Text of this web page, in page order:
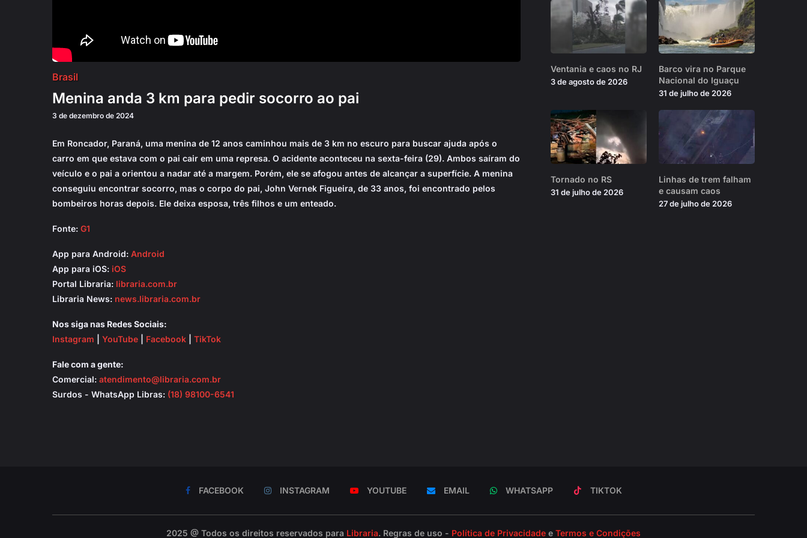
Brasil
Menina anda 3 km para pedir socorro ao pai
3 de dezembro de 2024
Em Roncador, Paraná, uma menina de 12 anos caminhou mais de 3 km no escuro para buscar ajuda após o
carro em que estava com o pai cair em uma represa. O acidente aconteceu na sexta-feira (29). Ambos saíram do
veículo e o pai a orientou a nadar até a margem. Porém, ele se afogou antes de alcançar a superfície. A menina
conseguiu encontrar socorro, mas o corpo do pai, John Vernek Figueira, de 33 anos, foi encontrado pelos
bombeiros horas depois. Ele deixa esposa, três filhos e um enteado.
Fonte: G1
App para Android: Android
App para iOS: iOS
Portal Libraria: libraria.com.br
Libraria News: news.libraria.com.br
Nos siga nas Redes Sociais:
Instagram
YouTube Facebook TikTok
Fale com a gente:
Comercial: atendimento@libraria.com.br
Surdos - WhatsApp Libras: (18) 98100-6541
Ventania e caos no RJ
3 de agosto de 2026
Barco vira no Parque
Nacional do Iguaçu
31 de julho de 2026
Tornado no RS
31 de julho de 2026
Linhas de trem falham
e causam caos
27 de julho de 2026
FACEBOOK INSTAGRAM YOUTUBE EMAIL WHATSAPP TIKTOK
2025 @ Todos os direitos reservados para Libraria. Regras de uso - Política de Privacidade e Termos e Condições